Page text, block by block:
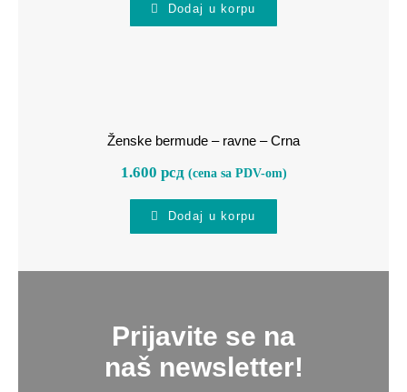
Dodaj u korpu
Ženske bermude – ravne – Crna
1.600 рсд (cena sa PDV-om)
Dodaj u korpu
Prijavite se na
naš newsletter!